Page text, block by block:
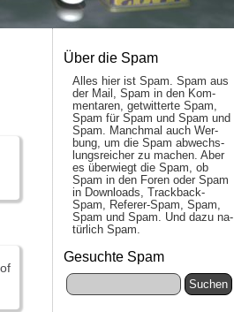
Über die Spam
Alles hier ist Spam. Spam aus
der Mail, Spam in den Kom­
men­taren, ge­twit­ter­te Spam,
Spam für Spam und Spam und
Spam. Manch­mal auch Wer­
bung, um die Spam ab­wechs­
lungs­reich­er zu mach­en. Aber
es über­wiegt die Spam, ob
Spam in den Fo­ren oder Spam
in Down­loads, Track­back-
Spam, Re­fe­rer-Spam, Spam,
Spam und Spam. Und da­zu na­
tür­lich Spam.
Gesuchte Spam